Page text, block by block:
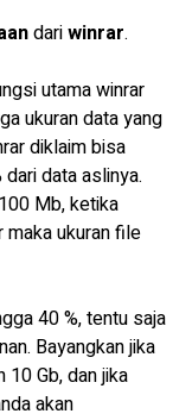
dariwinrar.
utama winrar
ukuran data yang
diklaim bisa
data aslinya.
Mb, ketika
ukuran file
40 %, tentu saja
Bayangkan jika
Gb, dan jika
akan